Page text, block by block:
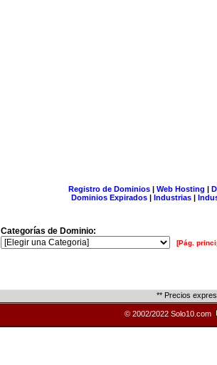
Registro de Dominios| Web Hosting |
Dominios Expirados | Industrias |
Categorías de Dominio:
[Pág.
** Precios
© 2002/2022 Solo10.com